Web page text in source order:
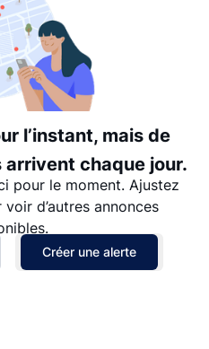
l’instant, mais de
arrivent chaque jour.
pour le moment. Ajustez
d’autres annonces
Créer une alerte